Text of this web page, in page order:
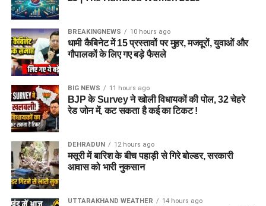
पुलिस ने स्पष्ट किया है कि बदरीनाथ धाम में धार्मिक मर्यादा और कानून
व्यवस्था से किसी भी तरह का समझौता नहीं किया जाएगा। यात्रा के दौरान
श्रद्धालुओं की सुरक्षा, शांति व्यवस्था और धाम की गरिमा बनाए रखने के लिए
संदिग्ध गतिविधियों पर लगातार नजर रखी जा रही है।
पुलिस ने लोगों से भी अपील की है कि बदरीनाथ धाम जैसे धार्मिक स्थल की
पवित्रता और मर्यादा का सम्मान करें। नियमों का उल्लंघन करने वालों के
खिलाफ नियमानुसार सख्त कार्रवाई की जाएगी।
BREAKINGNEWS 10 hours ago
धामी कैबिनेट में 15 प्रस्तावों पर मुहर, मजदूरों, युवाओं और
गौपालकों के लिए गए बड़े फैसले
BIG NEWS 11 hours ago
BJP के Survey ने खोली विधायकों की पोल, 32 चेहरे
रेड जोन में, कट सकता है कई का टिकट !
DEHRADUN 12 hours ago
मसूरी में बारिश के बीच पहाड़ी से गिरे बोल्डर, सरकारी
आवास को भारी नुकसान
UTTARAKHAND WEATHER 14 hours ago